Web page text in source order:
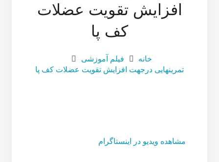
افزایش تقویت عضلات
کف پا
خانه
فیلم آموزشی
تمرینهایى درجهت افزایش تقویت عضلات کف پا
مشاهده ویدیو در اینستاگرام